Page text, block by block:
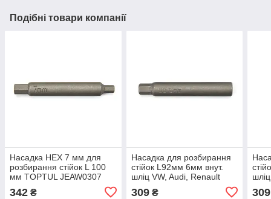
Подібні товари компанії
Насадка HEX 7 мм для
розбирання стійок L 100
мм TOPTUL JEAW0307
342 ₴
Насадка для розбирання
стійок L92мм 6мм внут.
шліц VW, Audi, Renault
309₴ 309